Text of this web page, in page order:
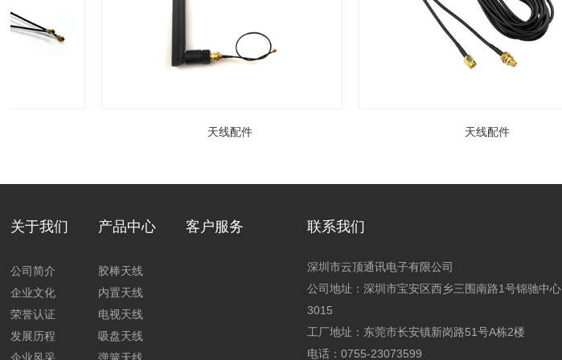
天线配件 天线配件
关于我们
公司简介
企业文化
荣誉认证
发展历程
产品中心
胶棒天线
内置天线
电视天线
吸盘天线
客户服务 联系我们
深圳市云顶通讯电子有限公司
公司地址：深圳市宝安区西乡三围南路1号锦驰中心
3015
工厂地址： 东莞市长安镇新岗路51号A栋2楼
电话：0755-23073599